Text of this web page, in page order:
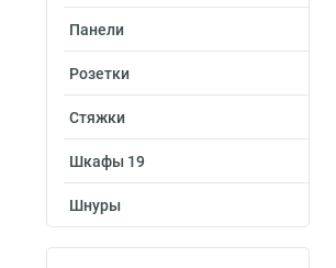
Панели
Розетки
Стяжки
Шкафы 19
Шнуры